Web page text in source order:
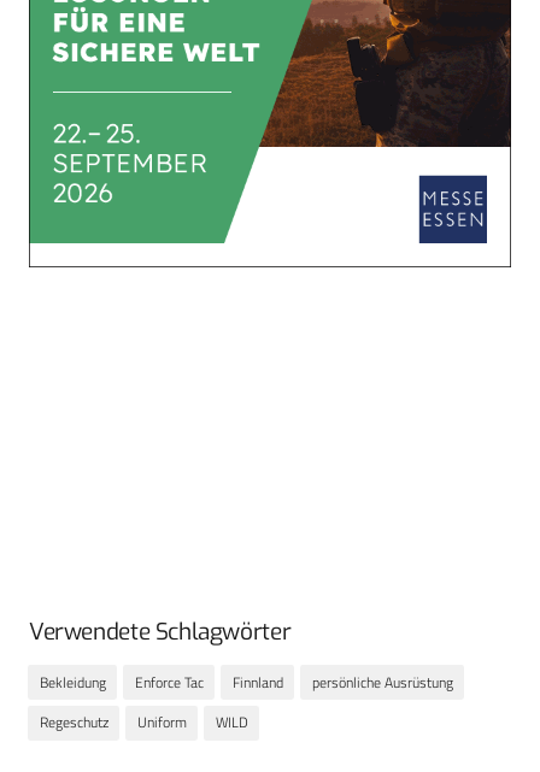
Verwendete Schlagwörter
Bekleidung Enforce Tac Finnland
persönliche Ausrüstung
Regeschutz
Uniform WILD